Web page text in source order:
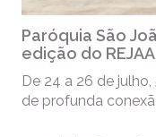
Paróquia São
edição do
De 24 a 26 de
de profunda